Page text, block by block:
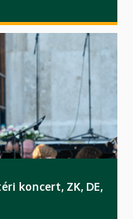
koncert, ZK, DE,